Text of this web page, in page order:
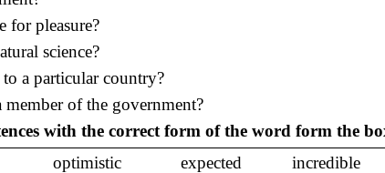
for pleasure?
science?
a particular country?
of the government?
with the correct form of the word form the
optimistic expected incredible